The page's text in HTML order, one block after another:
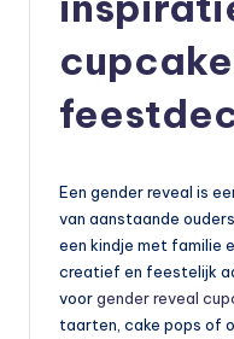
Een gender reveal is
van aanstaande
een kindje met familie
creatief en feestelijk
voorgender reveal
taarten, cake pops of